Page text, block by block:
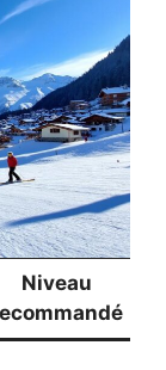
Niveau